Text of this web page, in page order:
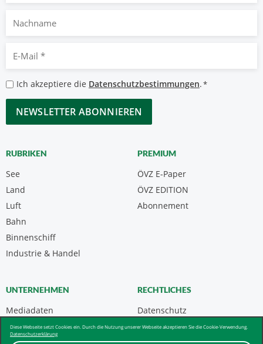
Diese Webseite setzt Cookies ein. Durch die Nutzung unserer Webseite akzeptieren Sie die Cookie-Verwendung.
Datenschutzerklärung
Nachname
Mail
Datenschutzbestimmungen
*
Ich akzeptiere die Datenschutzbestimmungen.*
CAPTCHA
RUBRIKEN
See
Land
Luft
Bahn
Binnenschiff
Industrie & Handel
PREMIUM
ÖVZ E-Paper
Abonnement
ÖVZ EDITION
UNTERNEHMEN
Mediadaten
Kontakt
Über uns & AGB
RECHTLICHES
Datenschutz
Impressum